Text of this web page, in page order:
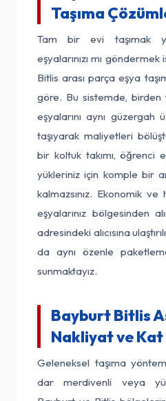
Taşıma
Tam bir evi taşımak
eşyalarınızı mı
Bitlis arası parça eşya
göre. Bu sistemde,
eşyalarını aynı güzergah
taşıyarak maliyetleri
bir koltuk takımı, öğrenci
yükleriniz için komple bir
kalmazsınız. Ekonomik ve
eşyalarınız bölgesinden
adresindeki alıcısına
da aynı özenle
sunmaktayız.
Bayburt Bitlis
Nakliyat ve
Geleneksel taşıma
dar merdivenli veya